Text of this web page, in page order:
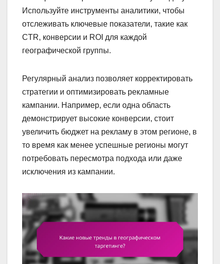
Используйте инструменты аналитики, чтобы
отслеживать ключевые показатели, такие как
CTR, конверсии и ROI для каждой
географической группы.
Регулярный анализ позволяет корректировать
стратегии и оптимизировать рекламные
кампании. Например, если одна область
демонстрирует высокие конверсии, стоит
увеличить бюджет на рекламу в этом регионе, в
то время как менее успешные регионы могут
потребовать пересмотра подхода или даже
исключения из кампании.